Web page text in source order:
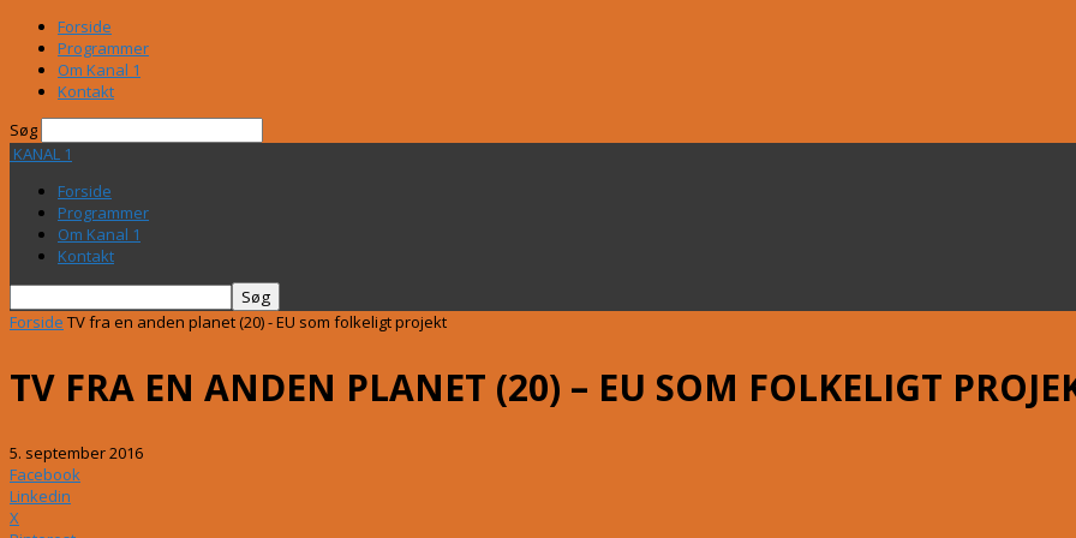
Forside
Programmer
Om Kanal 1
Kontakt
Søg
KANAL 1
Forside
Programmer
Om Kanal 1
Kontakt
Forside TV fra en anden planet (20) - EU som folkeligt projekt
TV FRA EN ANDEN PLANET (20) – EU SOM FOLKELIGT
5. september 2016
Facebook
Linkedin
X